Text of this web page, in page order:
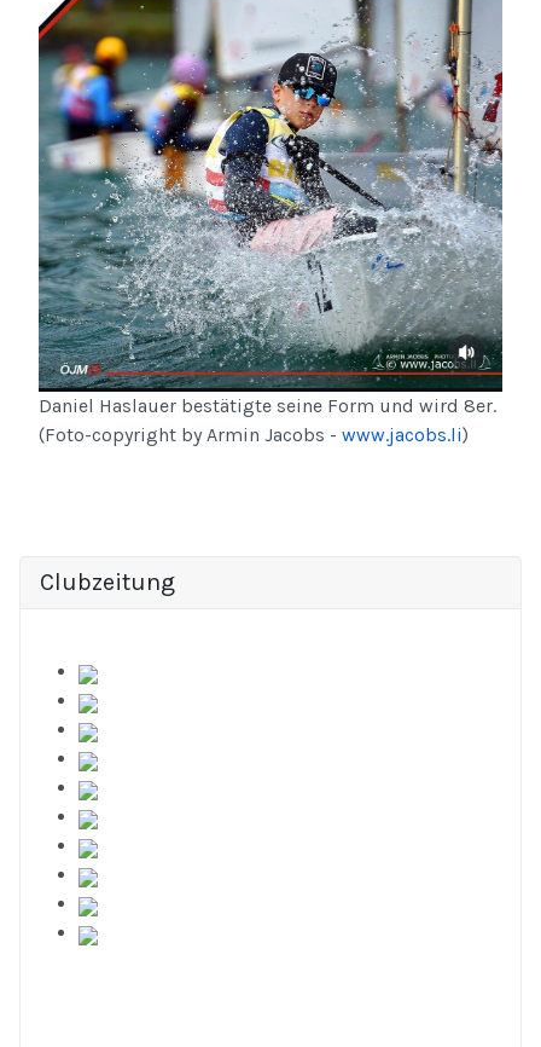
Daniel Haslauer bestätigte seine Form und wird 8er.
(Foto-copyright by Armin Jacobs - www.jacobs.li)
Clubzeitung